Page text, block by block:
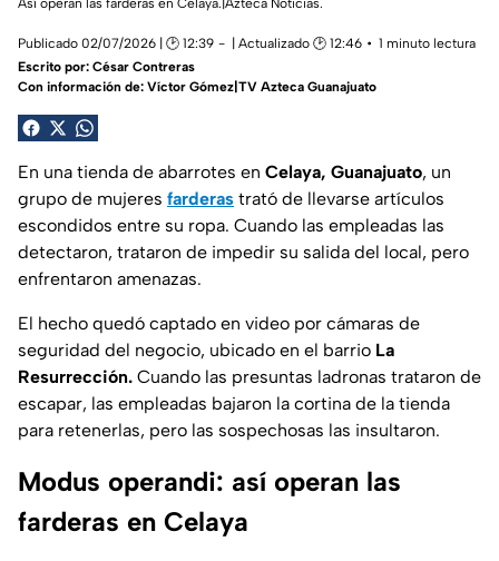
Así operan las farderas en Celaya.|Azteca Noticias.
Publicado 02/07/2026 | 🕑 12:39 | Actualizado 🕑 12:46
1 minuto lectura
Escrito por: César Contreras
Con información de: Víctor Gómez|TV Azteca Guanajuato
En una tienda de abarrotes en Celaya, Guanajuato, un
grupo de mujeres farderas trató de llevarse artículos
escondidos entre su ropa. Cuando las empleadas las
detectaron, trataron de impedir su salida del local, pero
enfrentaron amenazas.
El hecho quedó captado en video por cámaras de
seguridad del negocio, ubicado en el barrio La
Resurrección. Cuando las presuntas ladronas trataron de
escapar, las empleadas bajaron la cortina de la tienda
para retenerlas, pero las sospechosas las insultaron.
Modus operandi: así operan las
farderas en Celaya